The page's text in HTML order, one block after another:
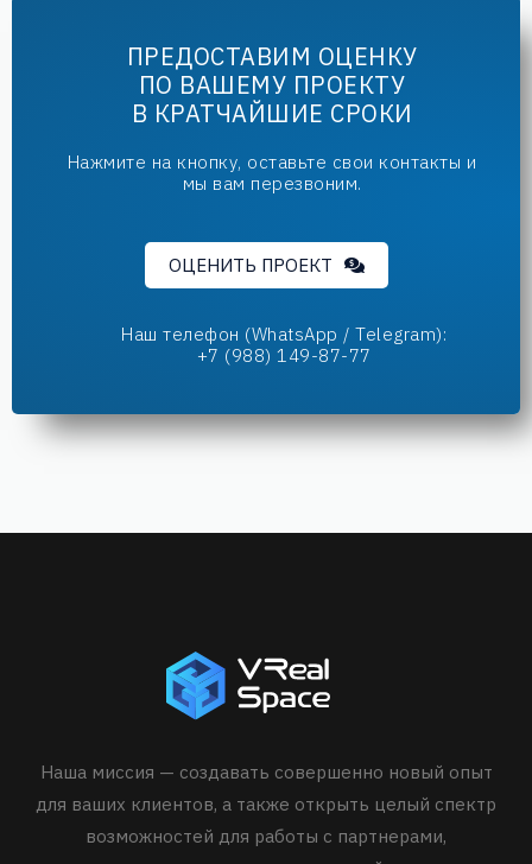
ПРЕДОСТАВИМ ОЦЕНКУ
ПО ВАШЕМУ ПРОЕКТУ
В КРАТЧАЙШИЕ СРОКИ
Нажмите на кнопку, оставьте свои контакты и
мы вам перезвоним.
ОЦЕНИТЬ ПРОЕКТ
Наш телефон (WhatsApp / Telegram):
+7 (988) 149-87-77
Наша миссия — создавать совершенно новый опыт
для ваших клиентов, а также открыть целый спектр
возможностей для работы с партнерами,